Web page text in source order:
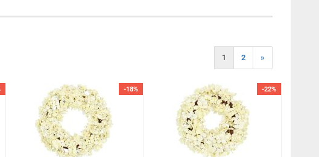
1 2 »
-18% -22%